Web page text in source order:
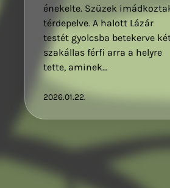
énekelte. Szüzek
térdepelve. A halott Lázár
testét gyolcsba betekerve
szakállas férfi arra a helyre
tette, aminek…
2026.01.22.